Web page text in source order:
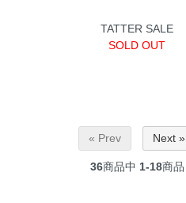
TATTER SALE
SOLD OUT
« Prev Next »
36商品中 1-18商品